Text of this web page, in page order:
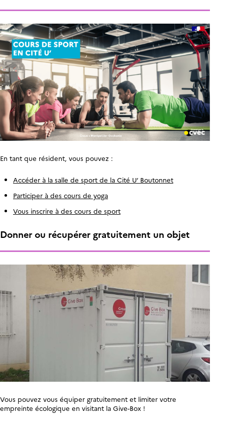
En tant que résident, vous pouvez :
Accéder à la salle de sport de la Cité U’ Boutonnet
Participer à des cours de yoga
Vous inscrire à des cours de sport
Donner ou récupérer gratuitement un objet
Vous pouvez vous équiper gratuitement et limiter votre
empreinte écologique en visitant la Give-Box !